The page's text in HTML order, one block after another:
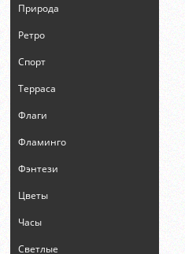
Природа
Ретро
Спорт
Терраса
Флаги
Фламинго
Фэнтези
Цветы
Часы
Светлые